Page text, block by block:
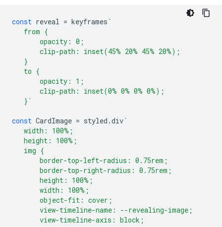
const reveal = keyframes `
   from {
       opacity: 0;
       clip-path: inset(45% 20% 45% 20%);
   }
   to {
       opacity: 1;
       clip-path: inset(0% 0% 0% 0%);
   }`
const CardImage = styled .div`
   width: 100%;
   height: 100%;
   img {
       border-top-left-radius: 0.75rem;
       border-top-right-radius: 0.75rem;
       height: 100%;
       width: 100%;
       object-fit: cover;
       view-timeline-name: --revealing-image;
       view-timeline-axis: block;